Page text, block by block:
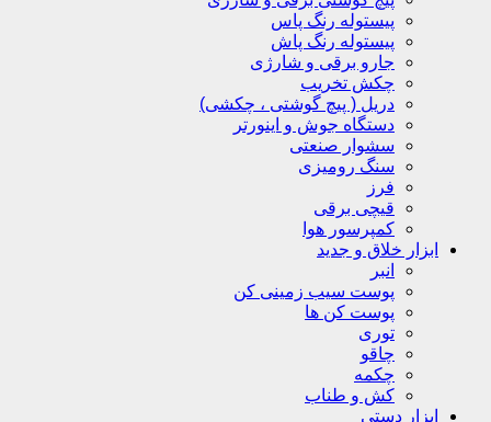
پیستوله رنگ پاس
پیستوله رنگ پاش
جارو برقی و شارژی
چکش تخریب
دریل ( پیچ گوشتی ، چکشی)
دستگاه جوش و اینورتر
سشوار صنعتی
سنگ رومیزی
فرز
قیچی برقی
کمپرسور هوا
ابزار خلاق و جدید
انبر
پوست سیب زمینی کن
پوست کن ها
توری
چاقو
چکمه
کش و طناب
ابزار دستی